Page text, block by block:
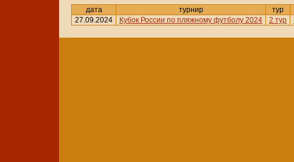
дата турнир тур
27.09.2024
Кубок России по пляжному футболу 2024 2 тур